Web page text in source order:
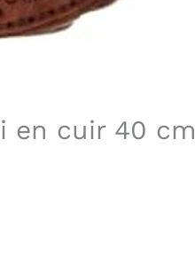
en cuir 40 cm